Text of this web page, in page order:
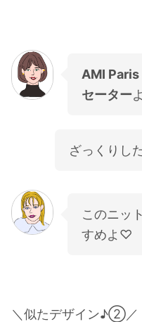
AMI
セーターよ
ざっくりし
このニッ
すめよ♡
＼ 似たデザイン♪②／